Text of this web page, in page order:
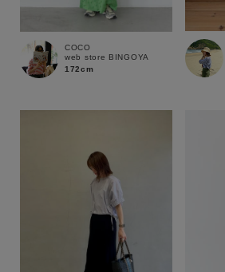
COCO
web store BINGOYA
172cm